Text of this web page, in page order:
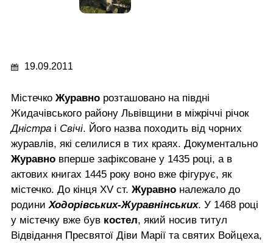
19.09.2011
Містечко Журавно розташовано на півдні
Жидачівського району Львівщини в міжріччі річок
Дністра і Свічі. Його назва походить від чорних
журавлів, які селилися в тих краях. Документально
Журавно вперше зафіксоване у 1435 році, а в
актових книгах 1445 року воно вже фігурує, як
містечко. До кінця XV ст. Журавно належало до
родини Ходорівських-Журавнінських. У 1468 році
у містечку вже був костел, який носив титул
Відвідання Пресвятої Діви Марії та святих Войцеха,